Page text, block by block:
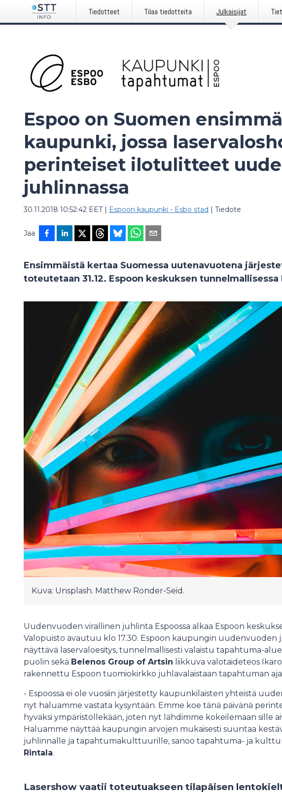
Tiedotteet Tilaa tiedotteita Julkaisijat
Espoo on Suomen
kaupunki, jossa
perinteiset ilotulitteet
juhlinnassa
30.11.2018 10:52:42 EET| Espoon kaupunki - Esbo stad | Tiedote
Jaa
Ensimmäistä kertaa Suomessa uutenavuotena
toteutetaan 31.12. Espoon keskuksen
Kuva: Unsplash. Matthew Ronder-Seid.
Uudenvuoden virallinen juhlinta Espoossa alkaa Espoon
Valopuisto avautuu klo 17.30. Espoon kaupungin uudenvuoden
näyttävä laservaloesitys, tunnelmallisesti valaistu tapahtuma-
puolin sekä Belenos Group of Artsin liikkuva valotaideteos
rakennettu Espoon tuomiokirkko juhlavalaistaan tapahtuman
- Espoossa ei ole vuosiin järjestetty kaupunkilaisten yhteistä
nyt haluamme vastata kysyntään. Emme koe tänä päivänä
hyväksi ympäristöllekään, joten nyt lähdimme kokeilemaan sille
Haluamme näyttää kaupungin arvojen mukaisesti suuntaa
juhlinnalle ja tapahtumakulttuurille, sanoo tapahtuma- ja
Rintala.
Lasershow vaatii toteutuakseen tilapäisen